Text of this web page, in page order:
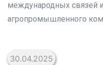
международных связей
агропромышленного
30.04.2025